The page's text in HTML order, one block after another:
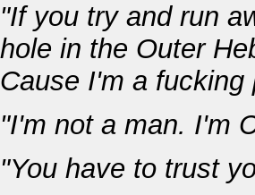
"If you try and run
hole in the Outer
Cause I'm a fucking
"I'm not a man. I'm
"You have to trust